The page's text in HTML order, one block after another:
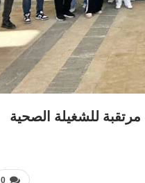
للشغيلة الصحية
0